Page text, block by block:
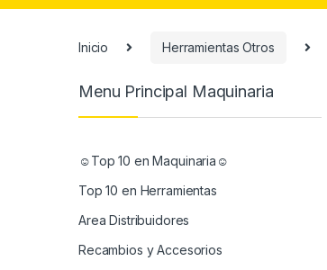
Inicio Herramientas Otros
Menu Principal Maquinaria
☺Top 10 en Maquinaria☺
Top 10 en Herramientas
Area Distribuidores
Recambios y Accesorios